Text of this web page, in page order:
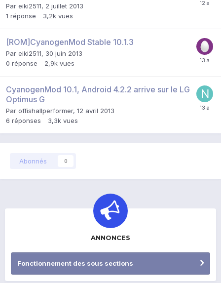
Par eiki2511, 2 juillet 2013
1 réponse 3,2k vues
[ROM]CyanogenMod Stable 10.1.3
Par eiki2511, 30 juin 2013
0 réponse 2,9k vues
CyanogenMod 10.1, Android 4.2.2 arrive sur le LG
Optimus G
Par offishallperformer, 12 avril 2013
6 réponses 3,3k vues
Abonnés 0
ANNONCES
Fonctionnement des sous sections